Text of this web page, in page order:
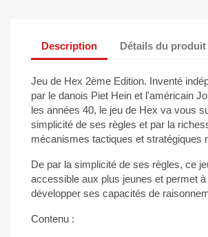
Description Détails du produit
Jeu de Hex 2ème Edition. Inventé
par le danois Piet Hein et l'américain
les années 40, le jeu de Hex va vous
simplicité de ses règles et par la
mécanismes tactiques et stratégiques
De par la simplicité de ses règles, ce
accessible aux plus jeunes et permet
développer ses capacités de
Contenu :